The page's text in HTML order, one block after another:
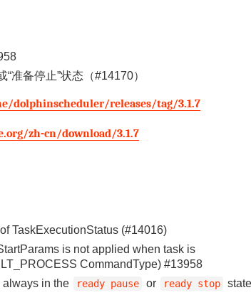
准备停止”状态（#14170）
dolphinscheduler/releases/tag/3.1.7
zh-cn/download/3.1.7
TaskExecutionStatus (#14016)
is not applied when task is
CommandType) #13958
always in the
ready pause or ready stop